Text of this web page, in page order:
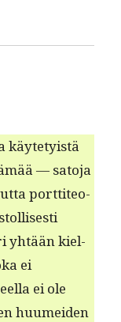
käyte­ty­istä
— sato­ja
port­ti­teo­
yhtään kiel­
ei
ei ole
huumei­den